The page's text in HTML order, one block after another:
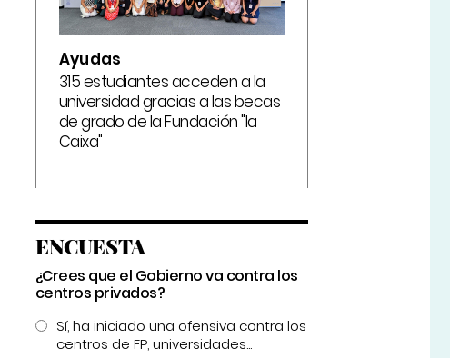
Ayudas
315 estudiantes acceden a la
universidad gracias a las becas
de grado de la Fundación "la
Caixa"
ENCUESTA
¿Crees que el Gobierno va contra los
centros privados?
Sí, ha iniciado una ofensiva contra los
centros de FP, universidades...